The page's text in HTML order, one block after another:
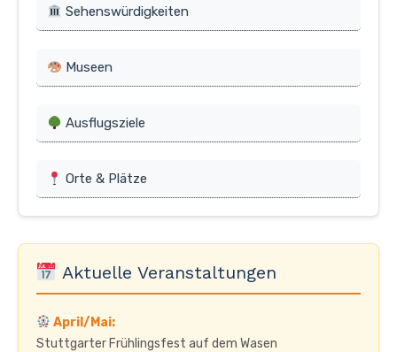
Sehenswürdigkeiten
Museen
Ausflugsziele
Orte & Plätze
Aktuelle Veranstaltungen
April/Mai:
Stuttgarter Frühlingsfest auf dem Wasen